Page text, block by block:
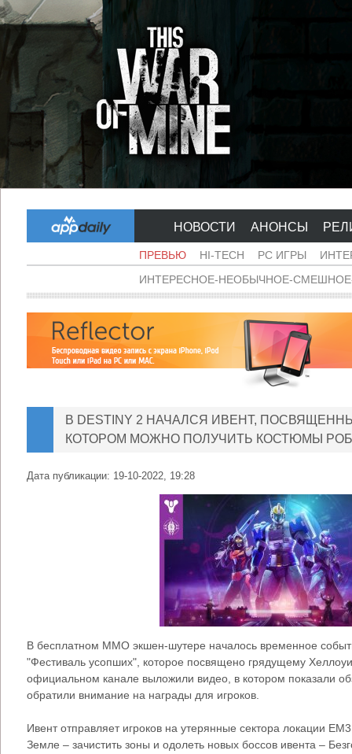
НОВОСТИ АНОНСЫ
ПРЕВЬЮ HI-TECH PC ИГРЫ
ИНТЕРЕСНОЕ-НЕОБЫЧНОЕ-
В DESTINY 2 НАЧАЛСЯ ИВЕНТ,
КОТОРОМ МОЖНО ПОЛУЧИТЬ КОСТЮМЫ
Дата публикации: 19-10-2022, 19:28
В бесплатном ММО экшен-шутере началось временное
"Фестиваль усопших", которое посвящено грядущему
официальном канале выложили видео, в котором показали
обратили внимание на награды для игроков.
Ивент отправляет игроков на утерянные сектора локации
Земле – зачистить зоны и одолеть новых боссов ивента –